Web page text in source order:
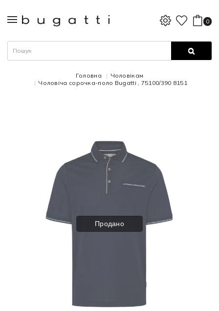
0
Головна
Чоловікам
Чоловіча сорочка-поло Bugatti , 75100/390 8151
Продано